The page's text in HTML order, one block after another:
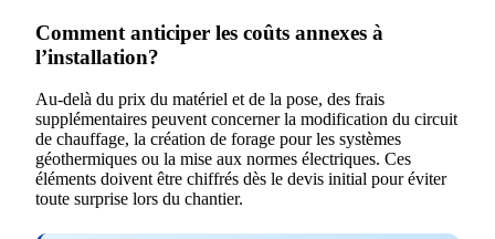
Comment anticiper les coûts annexes à
l’installation?
Au-delà du prix du matériel et de la pose, des frais
supplémentaires peuvent concerner la modification du circuit
de chauffage, la création de forage pour les systèmes
géothermiques ou la mise aux normes électriques. Ces
éléments doivent être chiffrés dès le devis initial pour éviter
toute surprise lors du chantier.